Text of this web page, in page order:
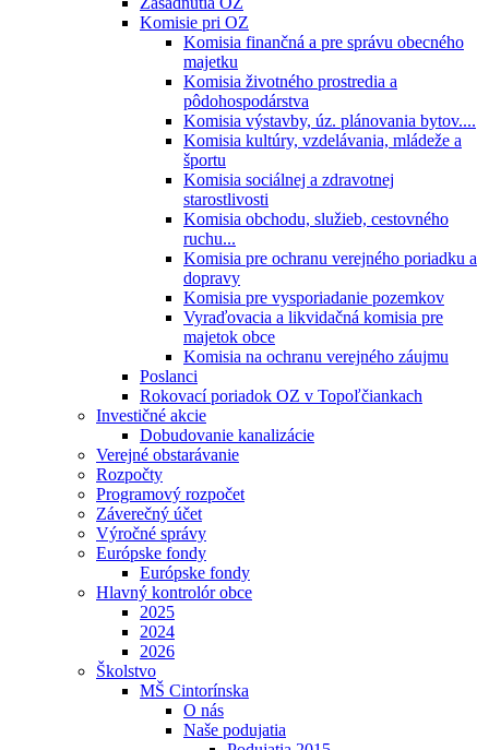
Komisie pri OZ
Komisia finančná a pre správu obecného
majetku
Komisia životného prostredia a
pôdohospodárstva
Komisia výstavby, úz. plánovania bytov....
Komisia kultúry, vzdelávania, mládeže a
športu
Komisia sociálnej a zdravotnej
starostlivosti
Komisia obchodu, služieb, cestovného
ruchu...
Komisia pre ochranu verejného poriadku a
dopravy
Komisia pre vysporiadanie pozemkov
Vyraďovacia a likvidačná komisia pre
majetok obce
Komisia na ochranu verejného záujmu
Poslanci
Rokovací poriadok OZ v Topoľčiankach
Investičné akcie
Dobudovanie kanalizácie
Verejné obstarávanie
Rozpočty
Programový rozpočet
Záverečný účet
Výročné správy
Európske fondy
Európske fondy
Hlavný kontrolór obce
2025
2024
2026
Školstvo
MŠ Cintorínska
O nás
Naše podujatia